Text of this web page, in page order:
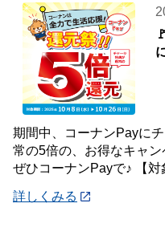
期間中、コーナンPayに
常の5倍の、お得なキャン
ぜひコーナンPayで♪ 【対象期間】 10月8日(水)～10月26
詳しくみる